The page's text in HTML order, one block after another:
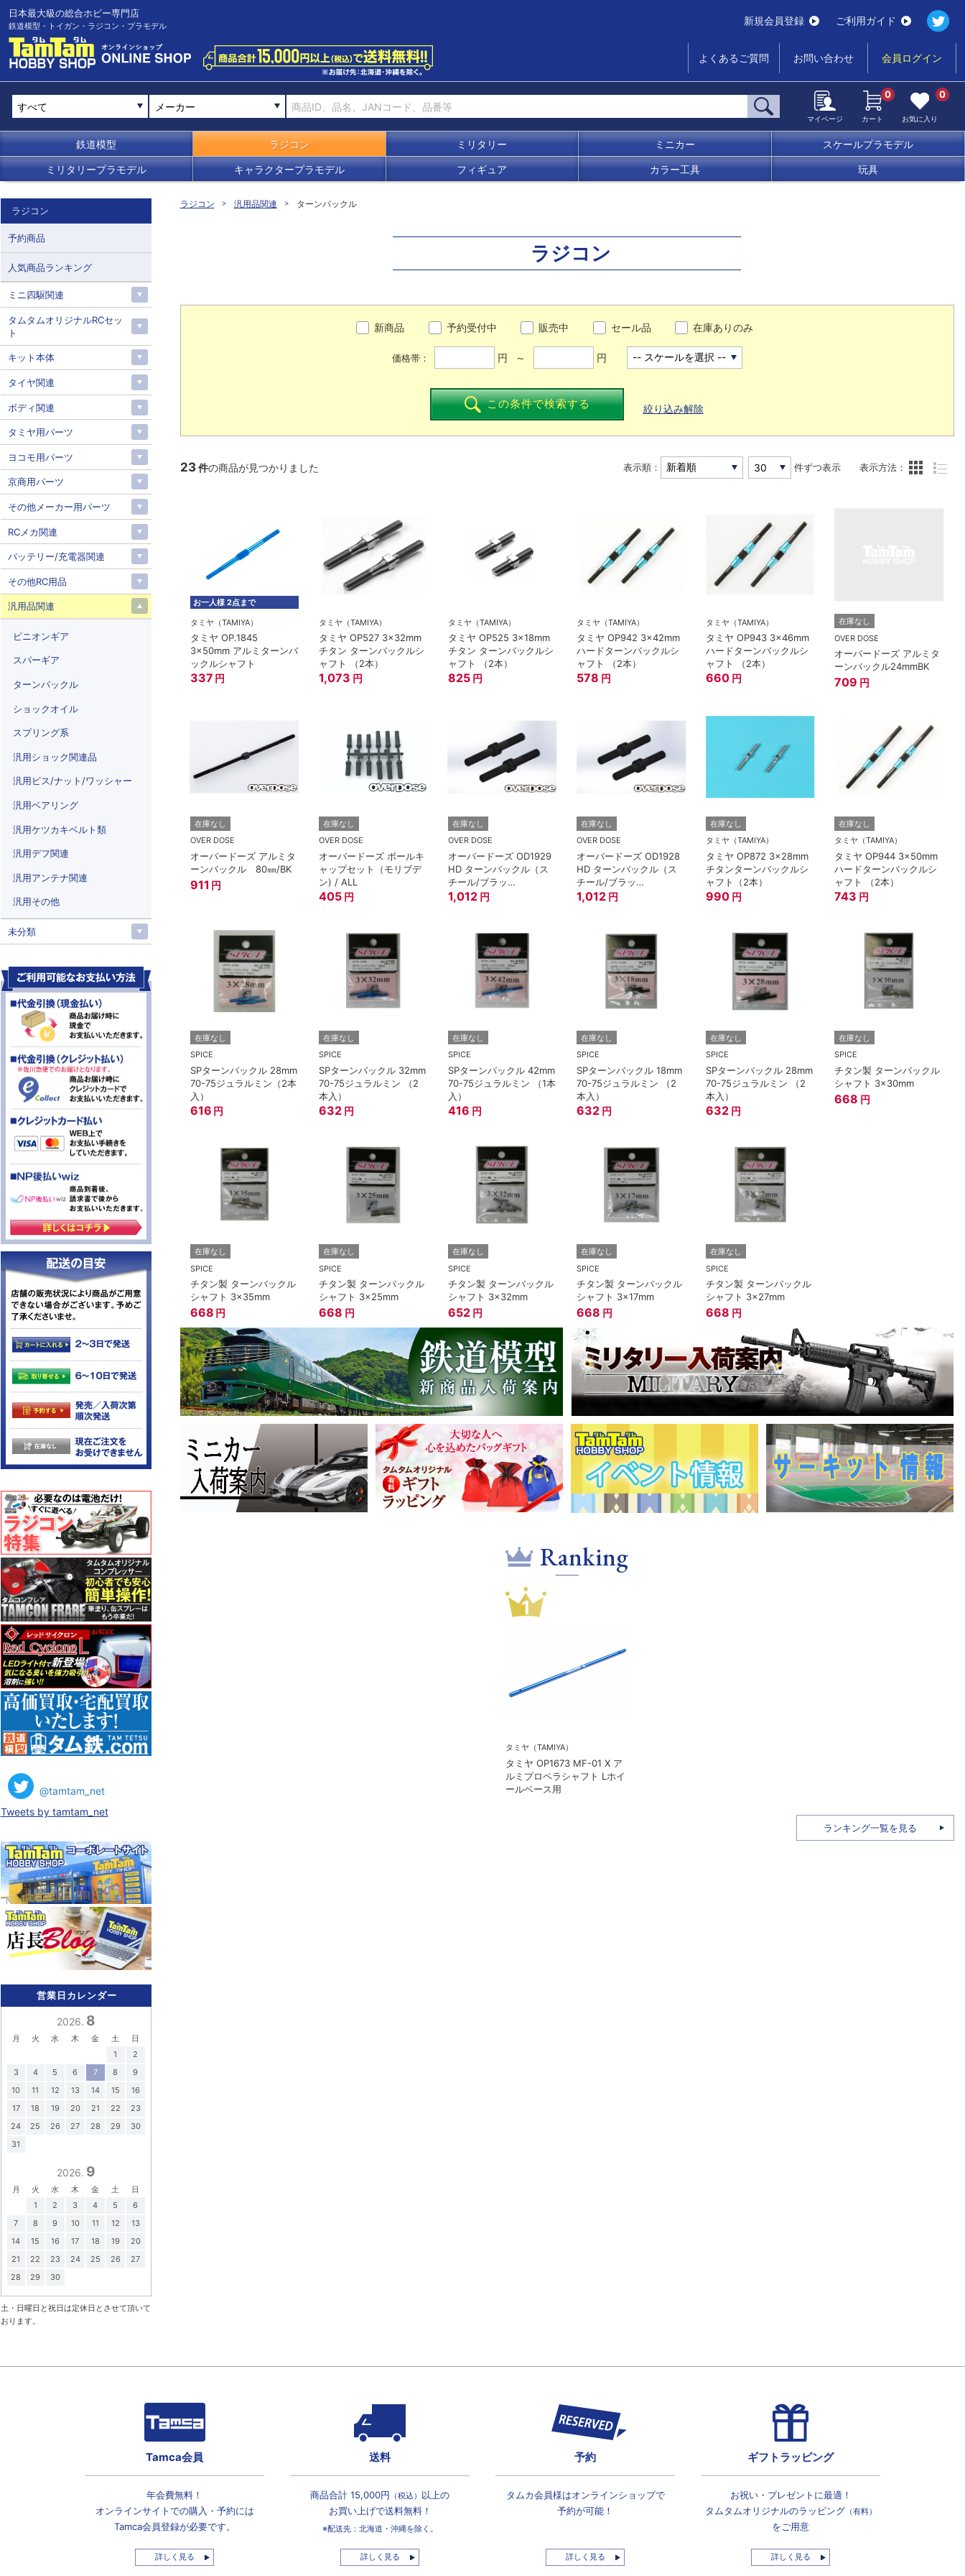
日本最大級の総合ホビー専門店
鉄道模型・トイガン・ラジコン・プラモデル 新規会員登録 ご利用ガイド
よくあるご質問 お問い合わせ 会員ログイン
メーカー
マイページ カート
0
お気に入り
0
鉄道模型 ラジコン ミリタリー ミニカー スケールプラモデル
ミリタリープラモデル キャラクタープラモデル フィギュア カラー工具 玩具
ラジコン 汎用品関連 ターンバックル
ラジコン
新商品 予約受付中 販売中 セール品 在庫ありのみ
価格帯： 円 ～ 円
この条件で検索する 絞り込み解除
23件の商品が見つかりました 表示順： 件ずつ表示 表示方法：
お一人様 2点まで
タミヤ（TAMIYA）
タミヤ OP.1845
3×50mm アルミターンバ
ックルシャフト
337 円
タミヤ（TAMIYA）
タミヤ OP527 3×32mm
チタン ターンバックルシ
ャフト （2本）
1,073 円
タミヤ（TAMIYA）
タミヤ OP525 3×18mm
チタン ターンバックルシ
ャフト （2本）
825 円
タミヤ（TAMIYA）
タミヤ OP942 3x42mm
ハードターンバックルシ
ャフト （2本）
578 円
タミヤ（TAMIYA）
タミヤ OP943 3x46mm
ハードターンバックルシ
ャフト （2本）
660 円
在庫なし
OVER DOSE
オーバードーズ アルミタ
ーンバックル24mmBK
709 円
在庫なし
OVER DOSE
オーバードーズ アルミタ
ーンバックル 80㎜/BK
911 円
在庫なし
OVER DOSE
オーバードーズ ボールキ
ャップセット（モリブデ
ン) / ALL
405 円
在庫なし
OVER DOSE
オーバードーズ OD1929
HD ターンバックル（ス
チール/ブラッ
ク/30mm）
1,012 円
在庫なし
OVER DOSE
オーバードーズ OD1928
HD ターンバックル（ス
チール/ブラッ
ク/26mm）
1,012 円
在庫なし
タミヤ（TAMIYA）
タミヤ OP872 3×28mm
チタンターンバックルシ
ャフト（2本）
990 円
在庫なし
タミヤ（TAMIYA）
タミヤ OP944 3x50mm
ハードターンバックルシ
ャフト （2本）
743 円
在庫なし
SPICE
SPターンバックル 28mm
70-75ジュラルミン（2本
入）
616 円
在庫なし
SPICE
SPターンバックル 32mm
70-75ジュラルミン （2
本入）
632 円
在庫なし
SPICE
SPターンバックル 42mm
70-75ジュラルミン （1本
入）
416 円
在庫なし
SPICE
SPターンバックル 18mm
70-75ジュラルミン （2
本入）
632 円
在庫なし
SPICE
SPターンバックル 28mm
70-75ジュラルミン （2
本入）
632 円
在庫なし
SPICE
チタン製 ターンバックル
シャフト 3x30mm
668 円
在庫なし
SPICE
チタン製 ターンバックル
シャフト 3x35mm
668 円
在庫なし
SPICE
チタン製 ターンバックル
シャフト 3x25mm
668 円
在庫なし
SPICE
チタン製 ターンバックル
シャフト 3x32mm
652 円
在庫なし
SPICE
チタン製 ターンバックル
シャフト 3x17mm
668 円
在庫なし
SPICE
チタン製 ターンバックル
シャフト 3x27mm
668 円
Ranking
1
タミヤ（TAMIYA）
タミヤ OP1673 MF-01 X ア
ルミプロペラシャフト Lホイ
ールベース用
ランキング一覧を見る
ラジコン
予約商品
人気商品ランキング
ミニ四駆関連
タムタムオリジナルRCセッ
ト
キット本体
タイヤ関連
ボディ関連
タミヤ用パーツ
ヨコモ用パーツ
京商用パーツ
その他メーカー用パーツ
RCメカ関連
バッテリー/充電器関連
その他RC用品
汎用品関連
ピニオンギア
スパーギア
ターンバックル
ショックオイル
スプリング系
汎用ショック関連品
汎用ビス/ナット/ワッシャー
汎用ベアリング
汎用ケツカキベルト類
汎用デフ関連
汎用アンテナ関連
汎用その他
未分類
@tamtam_net
Tweets by tamtam_net
営業日カレンダー
2026. 8
月 火 水 木 金 土
日
1
2
3
4 5 6 7 8
9
10
11 12 13 14 15
16
17
18 19 20 21 22
23
24
25 26 27 28 29
30
31
2026. 9
月 火 水 木 金 土
日
1
2 3 4 5
6
7
8 9 10 11 12
13
14
15 16 17 18 19
20
21
22 23 24 25 26
27
28
29 30
土・日曜日と祝日は定休日とさせて頂いて
おります。
Tamca会員
年会費無料！
オンラインサイトでの購入・予約には
Tamca会員登録が必要です。
詳しく見る
送料
商品合計 15,000円 （税込） 以上の
お買い上げで送料無料！
※配送先：北海道・沖縄を除く。
詳しく見る
予約
タムカ会員様はオンラインショップで
予約が可能！
詳しく見る
ギフトラッピング
お祝い・プレゼントに最適！
タムタムオリジナルのラッピング（有料）
をご用意
詳しく見る